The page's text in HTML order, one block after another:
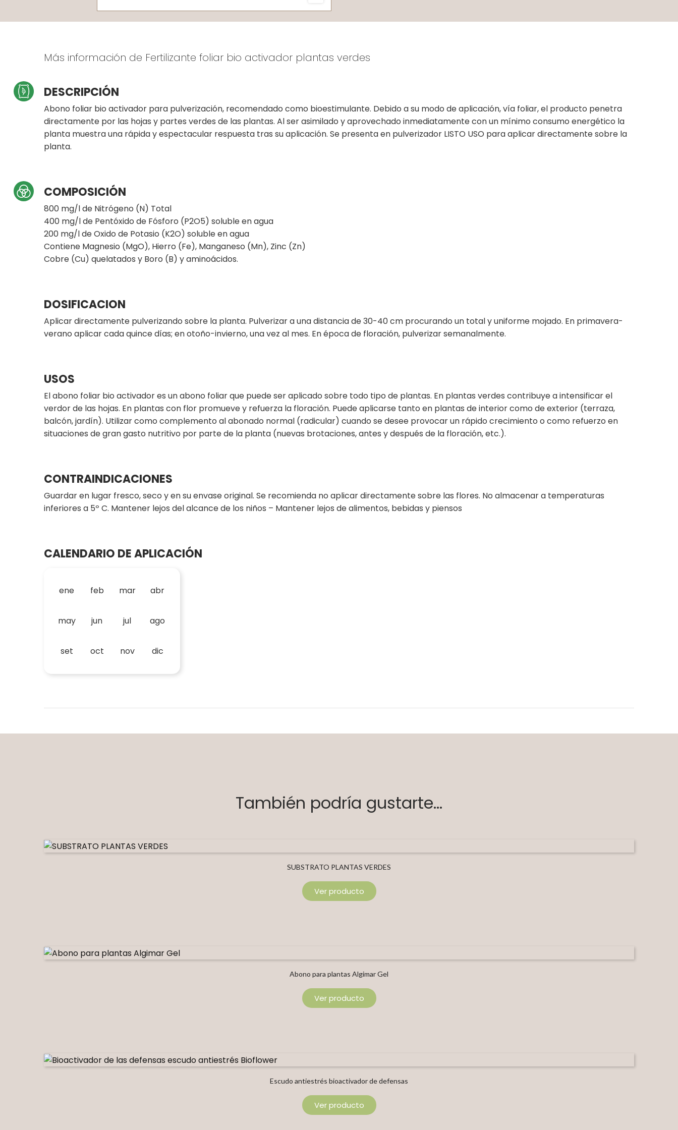
Más información de Fertilizante foliar bio activador plantas verdes
DESCRIPCIÓN
Abono foliar bio activador para pulverización, recomendado como bioestimulante. Debido a su modo de aplicación, vía foliar, el producto penetra
directamente por las hojas y partes verdes de las plantas. Al ser asimilado y aprovechado inmediatamente con un mínimo consumo energético la
planta muestra una rápida y espectacular respuesta tras su aplicación. Se presenta en pulverizador LISTO USO para aplicar directamente sobre la
planta.
COMPOSICIÓN
800 mg/l de Nitrógeno (N) Total
400 mg/l de Pentóxido de Fósforo (P2O5) soluble en agua
200 mg/l de Oxido de Potasio (K2O) soluble en agua
Contiene Magnesio (MgO), Hierro (Fe), Manganeso (Mn), Zinc (Zn)
Cobre (Cu) quelatados y Boro (B) y aminoácidos.
DOSIFICACION
Aplicar directamente pulverizando sobre la planta. Pulverizar a una distancia de 30-40 cm procurando un total y uniforme mojado. En primavera-
verano aplicar cada quince días; en otoño-invierno, una vez al mes. En época de floración, pulverizar semanalmente.
USOS
El abono foliar bio activador es un abono foliar que puede ser aplicado sobre todo tipo de plantas. En plantas verdes contribuye a intensificar el
verdor de las hojas. En plantas con flor promueve y refuerza la floración. Puede aplicarse tanto en plantas de interior como de exterior (terraza,
balcón, jardín). Utilizar como complemento al abonado normal (radicular) cuando se desee provocar un rápido crecimiento o como refuerzo en
situaciones de gran gasto nutritivo por parte de la planta (nuevas brotaciones, antes y después de la floración, etc.).
CONTRAINDICACIONES
Guardar en lugar fresco, seco y en su envase original. Se recomienda no aplicar directamente sobre las flores. No almacenar a temperaturas
inferiores a 5º C. Mantener lejos del alcance de los niños – Mantener lejos de alimentos, bebidas y piensos
CALENDARIO DE APLICACIÓN
ene feb mar abr
may jun jul ago
set oct nov dic
También podría gustarte...
SUBSTRATO PLANTAS VERDES
Ver producto
Abono para plantas Algimar Gel
Ver producto
Escudo antiestrés bioactivador de defensas
Ver producto